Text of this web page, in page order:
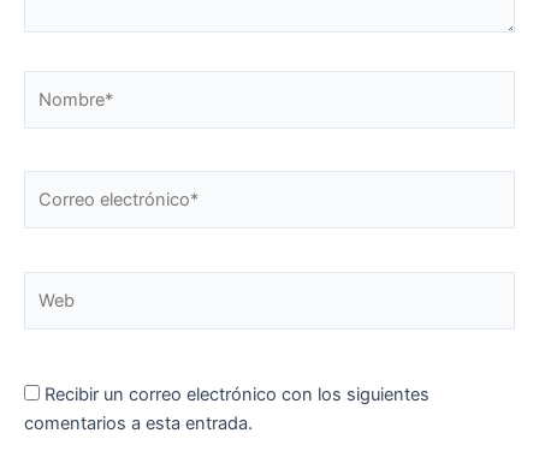
electrónico*
Recibir un correo electrónico con los siguientes
comentarios a esta entrada.